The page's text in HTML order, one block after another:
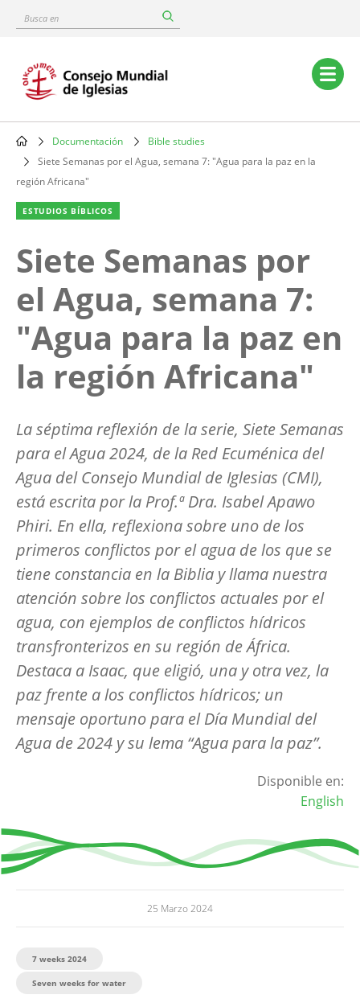
content
Busca
Main
navigation
Breadcrumb
Documentación
Bible studies
Siete Semanas por el Agua, semana 7: "Agua para la paz en la
región Africana"
ESTUDIOS BÍBLICOS
Siete Semanas por
el Agua, semana 7:
"Agua para la paz en
la región Africana"
La séptima reflexión de la serie, Siete Semanas
para el Agua 2024, de la Red Ecuménica del
Agua del Consejo Mundial de Iglesias (CMI),
está escrita por la Prof.ª Dra. Isabel Apawo
Phiri. En ella, reflexiona sobre uno de los
primeros conflictos por el agua de los que se
tiene constancia en la Biblia y llama nuestra
atención sobre los conflictos actuales por el
agua, con ejemplos de conflictos hídricos
transfronterizos en su región de África.
Destaca a Isaac, que eligió, una y otra vez, la
paz frente a los conflictos hídricos; un
mensaje oportuno para el Día Mundial del
Agua de 2024 y su lema “Agua para la paz”.
Disponible en:
English
25 Marzo 2024
7 weeks 2024
Seven weeks for water